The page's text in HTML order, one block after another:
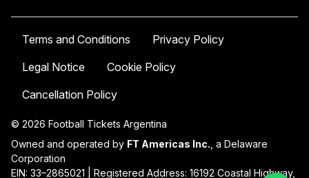
Terms and Conditions
Privacy Policy
Legal Notice
Cookie Policy
Cancellation Policy
© 2026 Football Tickets Argentina
Owned and operated by FT Americas Inc. , a Delaware
Corporation
EIN: 33–2865021 | Registered Address: 16192 Coastal Highway,